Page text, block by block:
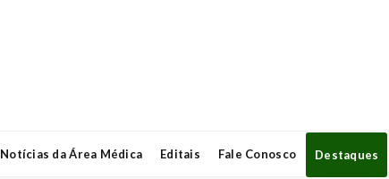
Notícias da Área Médica Editais Fale Conosco Destaques